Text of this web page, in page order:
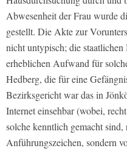
Abwesenheit der Frau wurde
gestellt. Die Akte zur
nicht untypisch; die
erheblichen Aufwand für
Hedberg, die für eine
Bezirksgericht war das in
Internet einsehbar (wobei,
solche kenntlich gemacht
Anführungszeichen, sondern